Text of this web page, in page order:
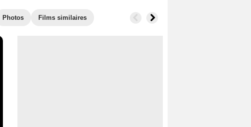
Photos Films similaires